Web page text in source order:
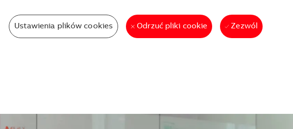
Ustawienia plików cookies Odrzuć pliki cookie Zezwól